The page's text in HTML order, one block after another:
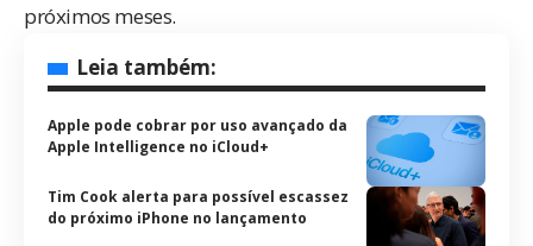
próximos meses.
Leia também:
Apple pode cobrar por uso avançado da
Apple Intelligence no iCloud+
Tim Cook alerta para possível escassez
do próximo iPhone no lançamento